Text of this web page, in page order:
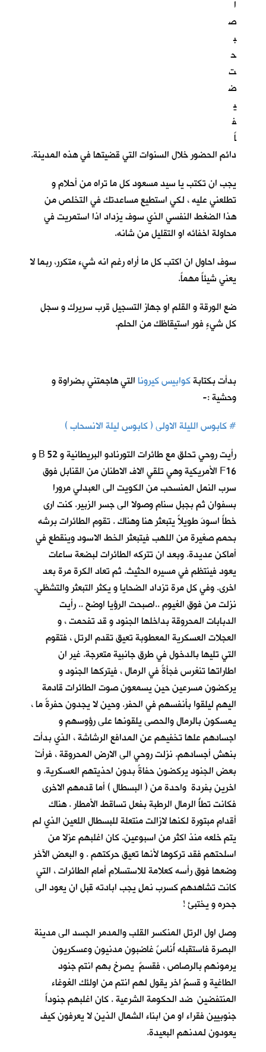
ا
ص
ب
ح
ت
ض
ي
ف
اً
دائم الحضور خلال السنوات التي قضيتها في هذه المدينة.
يجب ان تكتب يا سيد مسعود كل ما تراه من أحلام و
تطلعني عليه ، لكي استطيع مساعدتك في التخلص من
هذا الضغط النفسي الذي سوف يزداد اذا استمريت في
محاولة اخفائه او التقليل من شانه.
سوف احاول ان اكتب كل ما أراه رغم انه شيء متكرر، ربما لا
يعني شيئاً مهماً.
ضع الورقة و القلم او جهاز التسجيل قرب سريرك و سجل
كل شيءٍ فور استيقاظك من الحلم.
بدأت بكتابةكوابيس كيروناالتي هاجمتني بضراوة و
وحشية :-
# كابوس الليلة الاولى ( كابوس ليلة الانسحاب )
رأيت روحي تحلق مع طائرات التورنادو البريطانية و 52 B و
F16 الأمريكية وهي تلقي الاف الاطنان من القنابل فوق
سرب النمل المنسحب من الكويت الى العبدلي مرورا
بسفوان ثم بجبل سنام وصولا الى جسر الزبير. كنت ارى
خطاً اسودَ طويلاً يتبعثر هنا وهناك . تقوم الطائرات برشه
بحمم صغيرة من اللهب فيتبعثر الخط الاسود وينقطع في
أماكن عديدة. وبعد ان تتركه الطائرات لبضعة ساعات
يعود فينتظم في مسيره الحثيث. ثم تعاد الكرة مرة بعد
اخرى. وفي كل مرة تزداد الضحايا و يكثر التبعثر والتشظي.
نزلت من فوق الغيوم ..اصبحت الرؤيا اوضح .. رأيت
الدبابات المحروقة بداخلها الجنود و قد تفحمت ، و
العجلات العسكرية المعطوبة تعيق تقدم الرتل ، فتقوم
التي تليها بالدخول في طرق جانبية متعرجة. غير ان
اطاراتها تنغرس فجأةً في الرمال ، فيتركها الجنود و
يركضون مسرعين حين يسمعون صوت الطائرات قادمة
اليهم ليلقوا بأنفسهم في الحفر. وحين لا يجدون حفرةً ما ،
يمسكون بالرمال والحصى يلقونها على رؤوسهم و
اجسادهم علها تخفيهم عن المدافع الرشاشة ، الذي بدأت
بنهش أجسادهم. نزلت روحي الى الارض المحروقة ، فرأتْ
بعض الجنود يركضون حفاةً بدون احذيتهم العسكرية. و
اخرين بفردة واحدة من ( البسطال ) أما قدمهم الاخرى
فكانت تطأُ الرمال الرطبة بفعل تساقط الأمطار . هناك
أقدام مبتورة لكنها لازالت منتعلة للبسطال اللعين الذي لم
يتم خلعه منذ اكثر من اسبوعين. كان اغلبهم عزلا من
اسلحتهم فقد تركوها لأنها تعيق حركتهم . و البعض الآخر
وضعها فوق رأسه كعلامة للاستسلام أمام الطائرات ، التي
كانت تشاهدهم كسرب نملٍ يجب ابادته قبل ان يعود الى
جحره و يختبئ !
وصل اول الرتل المنكسر القلب والمدمر الجسد الى مدينة
البصرة فاستقبله أُناسٌ غاضبون مدنيون وعسكريون
يرمونهم بالرصاص ، فقسمٌ يصرخ بهم انتم جنود
الطاغية و قسمٌ اخر يقول لهم انتم من اولئك الغوغاء
المنتفضين ضد الحكومة الشرعية . كان اغلبهم جنوداً
جنوبيين فقراء او من ابناء الشمال الذين لا يعرفون كيف
يعودون لمدنهم البعيدة.